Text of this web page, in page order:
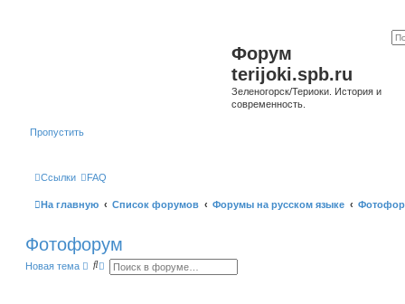
Форум
terijoki.spb.ru
Зеленогорск/Териоки. История и
современность.
Пропустить
Ссылки FAQ
На главную Список форумов Форумы на русском языке
Фотофорум
Новая тема
П Р